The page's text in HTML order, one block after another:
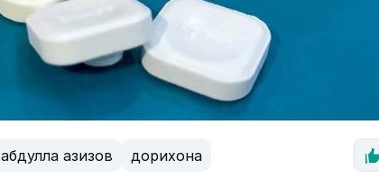
абдулла азизов дорихона